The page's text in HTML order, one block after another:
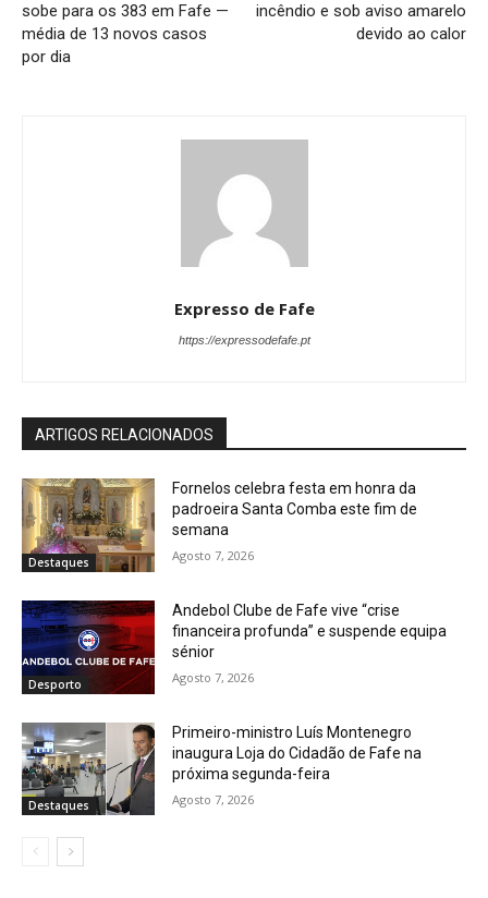
sobe para os 383 em Fafe —
média de 13 novos casos
por dia
incêndio e sob aviso amarelo
devido ao calor
Expresso de Fafe
https://expressodefafe.pt
ARTIGOS RELACIONADOS
Destaques
Fornelos celebra festa em honra da
padroeira Santa Comba este fim de
semana
Agosto 7, 2026
Desporto
Andebol Clube de Fafe vive “crise
financeira profunda” e suspende equipa
sénior
Agosto 7, 2026
Destaques
Primeiro-ministro Luís Montenegro
inaugura Loja do Cidadão de Fafe na
próxima segunda-feira
Agosto 7, 2026